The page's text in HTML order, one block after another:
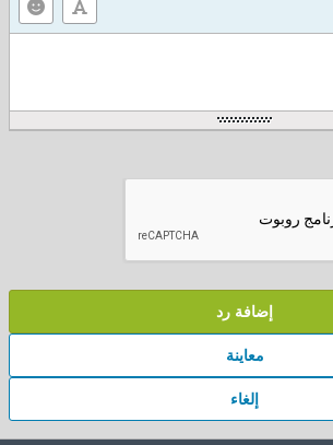
إضافة رد
معاينة
إلغاء